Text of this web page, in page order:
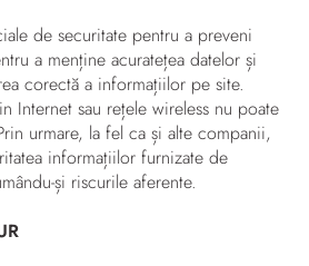
de securitate pentru a preveni
a menține acuratețea datelor și
corectă a informațiilor pe site.
Internet sau rețele wireless nu poate
urmare, la fel ca și alte companii,
informațiilor furnizate de
și riscurile aferente.